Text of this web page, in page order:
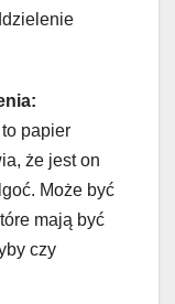
papier
że jest on
Może być
mają być
czy